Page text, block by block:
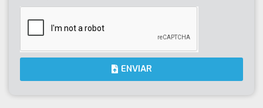
ENVIAR